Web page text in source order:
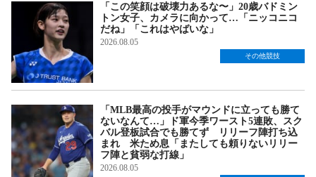
「この笑顔は破壊力あるな〜」20歳バドミン
トン女子、カメラに向かって…「ニッコニコ
だね」「これはやばいな」
2026.08.05
その他競技
「MLB最高の投手がマウンドに立っても勝て
ないなんて…」ド軍今季ワースト5連敗、スク
バル登板試合でも勝てず リリーフ陣打ち込
まれ 米ため息「またしても頼りないリリー
フ陣と貧弱な打線」
2026.08.05